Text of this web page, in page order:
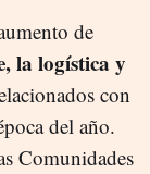
de
la logística y
con
del año.
Comunidades